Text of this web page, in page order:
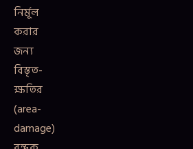
নির্মূল
করার
জন্য
বিস্তৃত-
ক্ষতির
(area-
damage)